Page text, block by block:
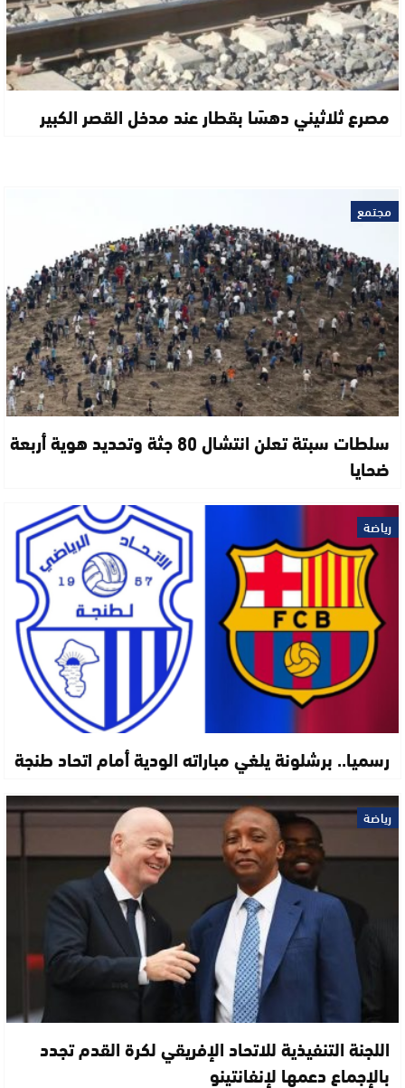
مصرع ثلاثيني دهسًا بقطار عند مدخل القصر الكبير
مجتمع
سلطات سبتة تعلن انتشال 80 جثة وتحديد هوية أربعة
ضحايا
رياضة
رسميا.. برشلونة يلغي مباراته الودية أمام اتحاد طنجة
رياضة
اللجنة التنفيذية للاتحاد الإفريقي لكرة القدم تجدد
بالإجماع دعمها لإنفانتينو